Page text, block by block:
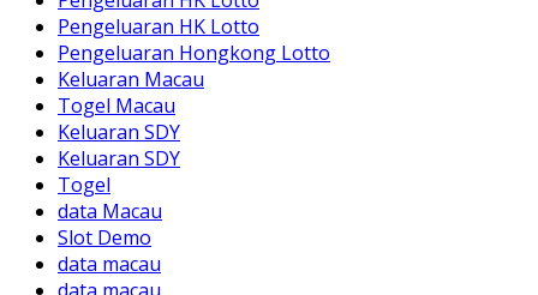
Pengeluaran HK Lotto
Pengeluaran Hongkong Lotto
Keluaran Macau
Togel Macau
Keluaran SDY
Keluaran SDY
Togel
data Macau
Slot Demo
data macau